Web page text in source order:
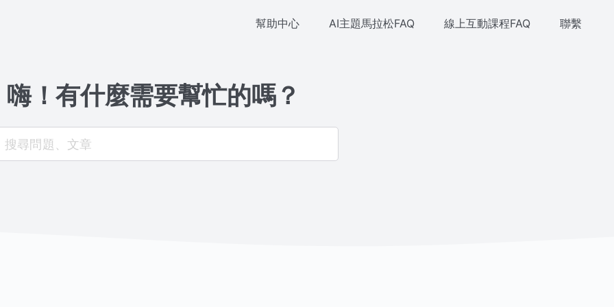
幫助中心 AI主題馬拉松FAQ 線上互動課程FAQ 聯繫
嗨！有什麼需要幫忙的嗎？